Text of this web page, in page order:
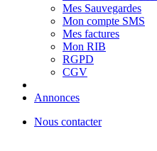
Mes Sauvegardes
Mon compte SMS
Mes factures
Mon RIB
RGPD
CGV
Annonces
Nous contacter